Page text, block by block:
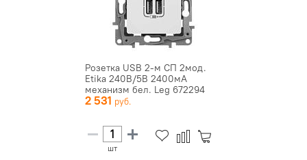
Розетка USB 2-м СП 2мод.
Etika 240В/5В 2400мА
механизм бел. Leg 672294
2 531
шт